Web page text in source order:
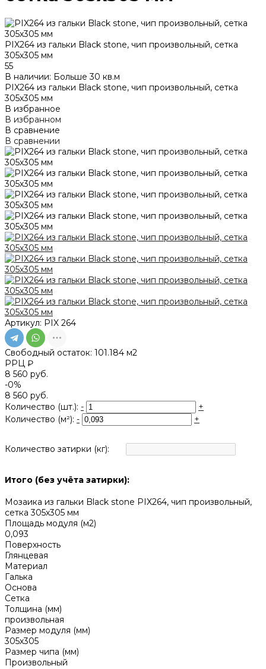
PIX264 из гальки Blaсk stone, чип произвольный, сетка
305х305 мм
55
В наличии: Больше 30 кв.м
PIX264 из гальки Blaсk stone, чип произвольный, сетка
305х305 мм
В избранное
В избранном
В сравнение
В сравнении
Артикул: PIX 264
Свободный остаток: 101.184 м2
РРЦ ₽
8 560 руб.
-0%
8 560 руб.
Количество (шт.): -
+
Количество (м²): - +
Количество затирки (кг):
Итого (без учёта затирки):
Мозаика из гальки Blaсk stone PIX264, чип произвольный,
сетка 305х305 мм
Площадь модуля (м2)
0,093
Поверхность
Глянцевая
Материал
Галька
Основа
Сетка
Толщина (мм)
произвольная
Размер модуля (мм)
305х305
Размер чипа (мм)
Произвольный